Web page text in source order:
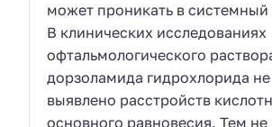
может проникать в системный
В клинических исследованиях
офтальмологического
дорзоламида гидрохлорида
выявлено расстройств
основного равновесия. Тем не